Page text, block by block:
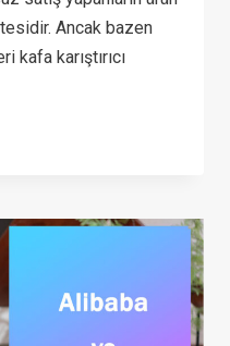
Ancak bazen
karıştırıcı